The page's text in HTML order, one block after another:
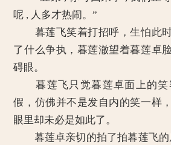
呢 , 人多才热闹。”
暮莲飞笑着打招呼，生怕此时
了什么争执，暮莲澈望着暮莲卓
碍眼。
暮莲飞只觉暮莲卓面上的笑
假，仿佛并不是发自内的笑一样
眼里却未必是如此了。
暮莲卓亲切的拍了拍暮莲飞的